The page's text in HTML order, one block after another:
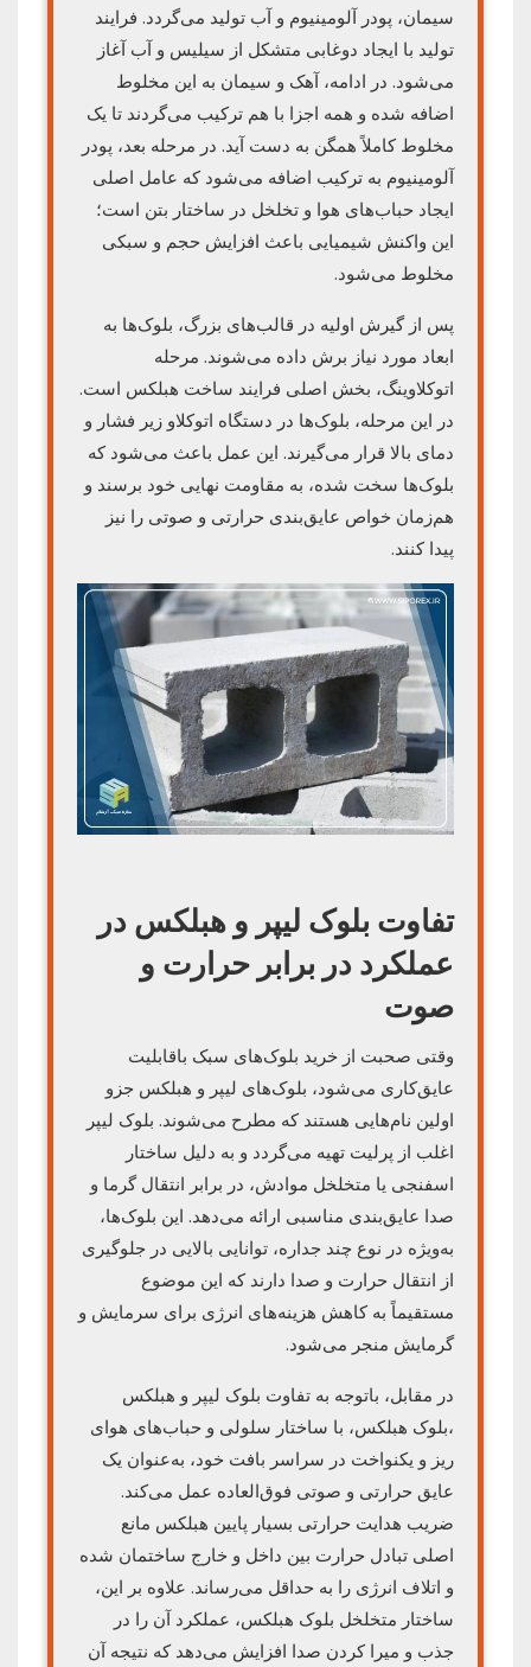
سیمان، پودر آلومینیوم و آب تولید می‌گردد. فرایند
تولید با ایجاد دوغابی متشکل از سیلیس و آب آغاز
می‌شود. در ادامه، آهک و سیمان به این مخلوط
اضافه شده و همه اجزا با هم ترکیب می‌گردند تا یک
مخلوط کاملاً همگن به دست آید. در مرحله بعد، پودر
آلومینیوم به ترکیب اضافه می‌شود که عامل اصلی
ایجاد حباب‌های هوا و تخلخل در ساختار بتن است؛
این واکنش شیمیایی باعث افزایش حجم و سبکی
مخلوط می‌شود.
پس از گیرش اولیه در قالب‌های بزرگ، بلوک‌ها به
ابعاد مورد نیاز برش داده می‌شوند. مرحله
اتوکلاوینگ، بخش اصلی فرایند ساخت هبلکس است.
در این مرحله، بلوک‌ها در دستگاه اتوکلاو زیر فشار و
دمای بالا قرار می‌گیرند. این عمل باعث می‌شود که
بلوک‌ها سخت شده، به مقاومت نهایی خود برسند و
هم‌زمان خواص عایق‌بندی حرارتی و صوتی را نیز
پیدا کنند.
تفاوت بلوک لیپر و هبلکس در
عملکرد در برابر حرارت و
صوت
وقتی صحبت از خرید بلوک‌های سبک باقابلیت
عایق‌کاری می‌شود، بلوک‌های لیپر و هبلکس جزو
اولین نام‌هایی هستند که مطرح می‌شوند. بلوک لیپر
اغلب از پرلیت تهیه می‌گردد و به دلیل ساختار
اسفنجی یا متخلخل موادش، در برابر انتقال گرما و
صدا عایق‌بندی مناسبی ارائه می‌دهد. این بلوک‌ها،
به‌ویژه در نوع چند جداره، توانایی بالایی در جلوگیری
از انتقال حرارت و صدا دارند که این موضوع
مستقیماً به کاهش هزینه‌های انرژی برای سرمایش و
گرمایش منجر می‌شود.
در مقابل، باتوجه به تفاوت بلوک لیپر و هبلکس
،بلوک هبلکس، با ساختار سلولی و حباب‌های هوای
ریز و یکنواخت در سراسر بافت خود، به‌عنوان یک
عایق حرارتی و صوتی فوق‌العاده عمل می‌کند.
ضریب هدایت حرارتی بسیار پایین هبلکس مانع
اصلی تبادل حرارت بین داخل و خارج ساختمان شده
و اتلاف انرژی را به حداقل می‌رساند. علاوه بر این،
ساختار متخلخل بلوک هبلکس، عملکرد آن را در
جذب و میرا کردن صدا افزایش می‌دهد که نتیجه آن